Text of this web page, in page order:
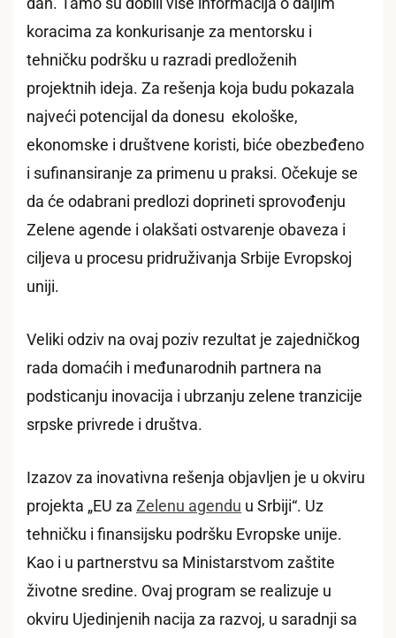
dan. Tamo su dobili više informacija o daljim
koracima za konkurisanje za mentorsku i
tehničku podršku u razradi predloženih
projektnih ideja. Za rešenja koja budu pokazala
najveći potencijal da donesu ekološke,
ekonomske i društvene koristi, biće obezbeđeno
i sufinansiranje za primenu u praksi. Očekuje se
da će odabrani predlozi doprineti sprovođenju
Zelene agende i olakšati ostvarenje obaveza i
ciljeva u procesu pridruživanja Srbije Evropskoj
uniji.
Veliki odziv na ovaj poziv rezultat je zajedničkog
rada domaćih i međunarodnih partnera na
podsticanju inovacija i ubrzanju zelene tranzicije
srpske privrede i društva.
Izazov za inovativna rešenja objavljen je u okviru
projekta „EU za Zelenu agendu u Srbiji“. Uz
tehničku i finansijsku podršku Evropske unije.
Kao i u partnerstvu sa Ministarstvom zaštite
životne sredine. Ovaj program se realizuje u
okviru Ujedinjenih nacija za razvoj, u saradnji sa